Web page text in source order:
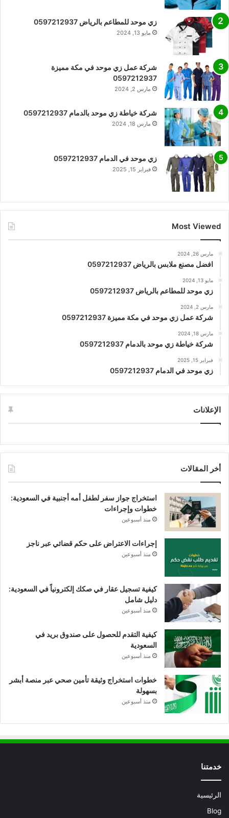
زي موحد للمطاعم بالرياض 0597212937
مايو 13, 2024
شركة عمل زي موحد في مكة مميزة
0597212937
مارس 2, 2024
شركة خياطة زي موحد بالدمام 0597212937
مارس 18, 2024
زي موحد في الدمام 0597212937
فبراير 15, 2025
Most Viewed
مارس 26, 2024
افضل مصنع ملابس بالرياض 0597212937
مايو 13, 2024
زي موحد للمطاعم بالرياض 0597212937
مارس 2, 2024
شركة عمل زي موحد في مكة مميزة 0597212937
مارس 18, 2024
شركة خياطة زي موحد بالدمام 0597212937
فبراير 15, 2025
زي موحد في الدمام 0597212937
الإعلانات
أخر المقالات
استخراج جواز سفر لطفل أمه أجنبية في السعودية:
خطوات وإجراءات
منذ أسبوعين
إجراءات الاعتراض على حكم قضائي عبر ناجز
منذ أسبوعين
كيفية تسجيل عقار في صكك إلكترونياً في السعودية:
دليل شامل
منذ أسبوعين
كيفية التقدم للحصول على صندوق بريد في
السعودية
منذ أسبوعين
خطوات استخراج وثيقة تأمين صحي عبر منصة أبشر
بسهولة
منذ أسبوعين
خدمتنا
الرئيسية
Blog